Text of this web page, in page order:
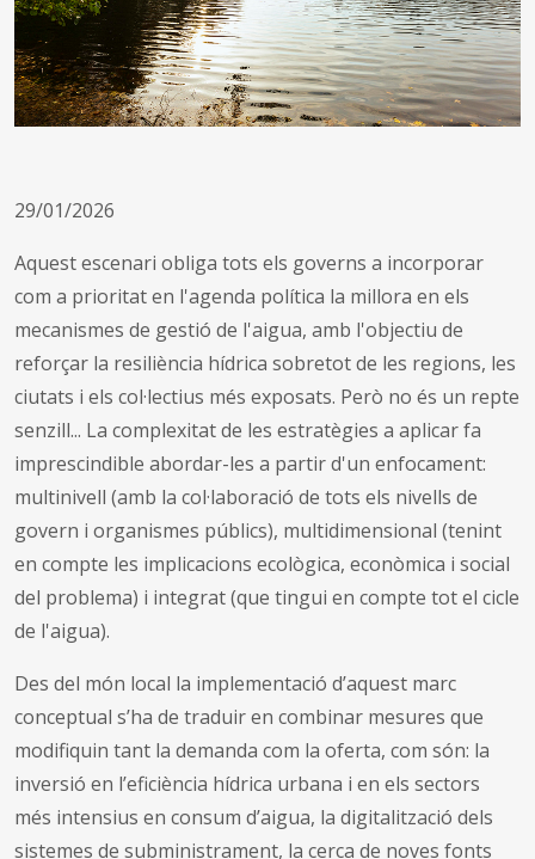
29/01/2026
Aquest escenari obliga tots els governs a incorporar
com a prioritat en l'agenda política la millora en els
mecanismes de gestió de l'aigua, amb l'objectiu de
reforçar la resiliència hídrica sobretot de les regions, les
ciutats i els col·lectius més exposats. Però no és un repte
senzill... La complexitat de les estratègies a aplicar fa
imprescindible abordar-les a partir d'un enfocament:
multinivell (amb la col·laboració de tots els nivells de
govern i organismes públics), multidimensional (tenint
en compte les implicacions ecològica, econòmica i social
del problema) i integrat (que tingui en compte tot el cicle
de l'aigua).
Des del món local la implementació d’aquest marc
conceptual s’ha de traduir en combinar mesures que
modifiquin tant la demanda com la oferta, com són: la
inversió en l’eficiència hídrica urbana i en els sectors
més intensius en consum d’aigua, la digitalització dels
sistemes de subministrament, la cerca de noves fonts